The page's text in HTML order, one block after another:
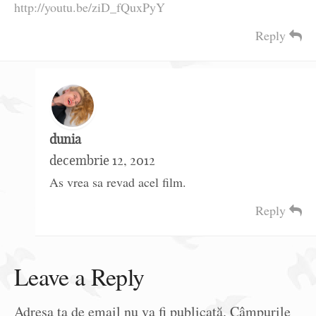
http://youtu.be/ziD_fQuxPyY
Reply
dunia
decembrie 12, 2012
As vrea sa revad acel film.
Reply
Leave a Reply
Adresa ta de email nu va fi publicată. Câmpurile